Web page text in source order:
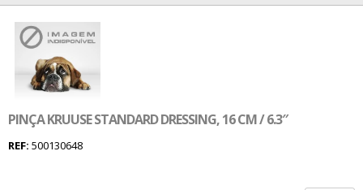
PINÇA KRUUSE STANDARD DRESSING, 16 CM / 6.3″
REF: 500130648